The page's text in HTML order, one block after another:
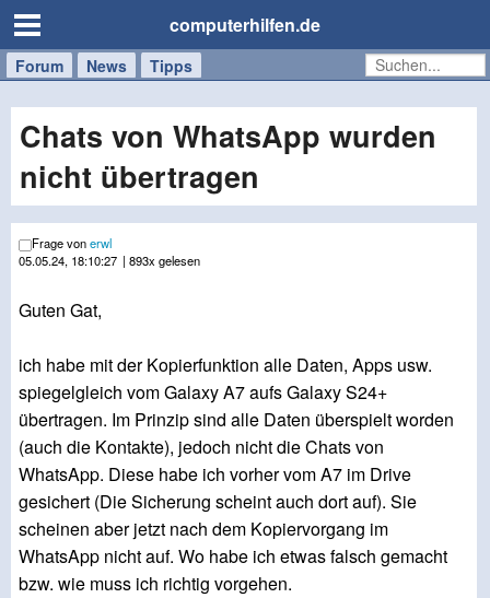
computerhilfen.de
Forum News Tipps
Handy
Tablet
Windows
Mac
Chats von WhatsApp wurden
nicht übertragen
Frage vonerwl
05.05.24, 18:10:27 | 893x gelesen
Guten Gat,
ich habe mit der Kopierfunktion alle Daten, Apps usw.
spiegelgleich vom Galaxy A7 aufs Galaxy S24+
übertragen. Im Prinzip sind alle Daten überspielt worden
(auch die Kontakte), jedoch nicht die Chats von
WhatsApp. Diese habe ich vorher vom A7 im Drive
gesichert (Die Sicherung scheint auch dort auf). Sie
scheinen aber jetzt nach dem Kopiervorgang im
WhatsApp nicht auf. Wo habe ich etwas falsch gemacht
bzw. wie muss ich richtig vorgehen.